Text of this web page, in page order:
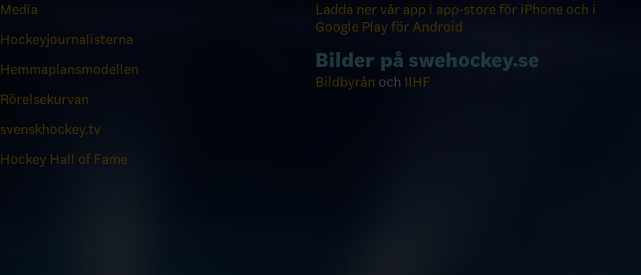
Media
Hockeyjournalisterna
Hemmaplansmodellen
Rörelsekurvan
svenskhockey.tv
Hockey Hall of Fame
Ladda ner vår app i app-store för iPhone och i
Google Play för Android
Bilder på swehockey.se
Bildbyrån och IIHF